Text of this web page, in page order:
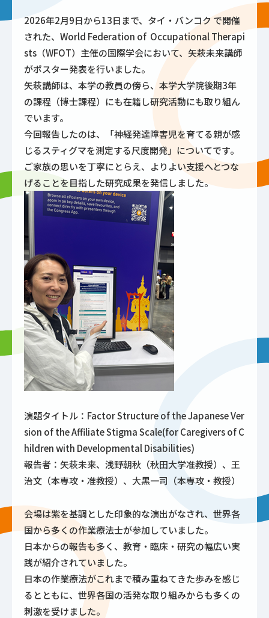
2026年2月9日から13日まで、タイ・バンコク で開催
された、World Federation of Occupational Therapi
sts（WFOT）主催の国際学会において、矢萩未来講師
がポスター発表を行いました。
矢萩講師は、本学の教員の傍ら、本学大学院後期3年
の課程（博士課程）にも在籍し研究活動にも取り組ん
でいます。
今回報告したのは、「神経発達障害児を育てる親が感
じるスティグマを測定する尺度開発」についてです。
ご家族の思いを丁寧にとらえ、よりよい支援へとつな
げることを目指した研究成果を発信しました。
演題タイトル：Factor Structure of the Japanese Ver
sion of the Affiliate Stigma Scale(for Caregivers of C
hildren with Developmental Disabilities)
報告者：矢萩未来、浅野朝秋（秋田大学准教授）、王
治文（本専攻・准教授）、大黒一司（本専攻・教授）
会場は紫を基調とした印象的な演出がなされ、世界各
国から多くの作業療法士が参加していました。
日本からの報告も多く、教育・臨床・研究の幅広い実
践が紹介されていました。
日本の作業療法がこれまで積み重ねてきた歩みを感じ
るとともに、世界各国の活発な取り組みからも多くの
刺激を受けました。